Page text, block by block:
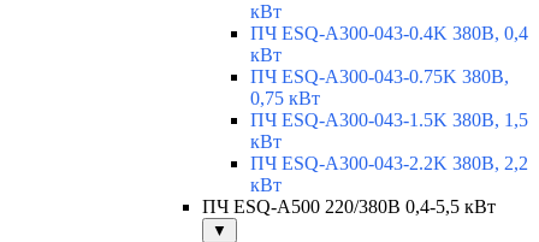
кВт
ПЧ ESQ-A300-043-0.4K 380В, 0,4
кВт
ПЧ ESQ-A300-043-0.75K 380В,
0,75 кВт
ПЧ ESQ-A300-043-1.5K 380В, 1,5
кВт
ПЧ ESQ-A300-043-2.2K 380В, 2,2
кВт
ПЧ ESQ-A500 220/380В 0,4-5,5 кВт
▼